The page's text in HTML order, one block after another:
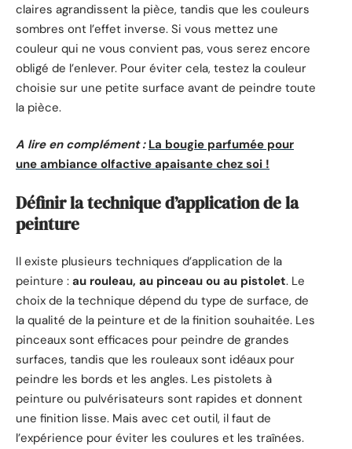
claires agrandissent la pièce, tandis que les couleurs
sombres ont l’effet inverse. Si vous mettez une
couleur qui ne vous convient pas, vous serez encore
obligé de l’enlever. Pour éviter cela, testez la couleur
choisie sur une petite surface avant de peindre toute
la pièce.
A lire en complément : La bougie parfumée pour
une ambiance olfactive apaisante chez soi !
Définir la technique d’application de la
peinture
Il existe plusieurs techniques d’application de la
peinture : au rouleau, au pinceau ou au pistolet. Le
choix de la technique dépend du type de surface, de
la qualité de la peinture et de la finition souhaitée. Les
pinceaux sont efficaces pour peindre de grandes
surfaces, tandis que les rouleaux sont idéaux pour
peindre les bords et les angles. Les pistolets à
peinture ou pulvérisateurs sont rapides et donnent
une finition lisse. Mais avec cet outil, il faut de
l’expérience pour éviter les coulures et les traînées.